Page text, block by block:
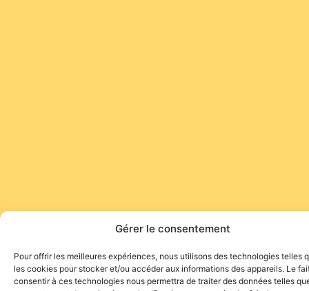
Gérer le consentement
Pour offrir les meilleures expériences, nous utilisons des technologies telles
les cookies pour stocker et/ou accéder aux informations des appareils. Le
consentir à ces technologies nous permettra de traiter des données telles